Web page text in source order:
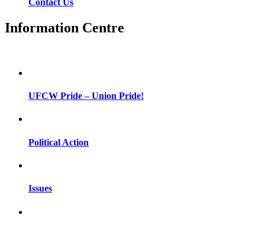
Information Centre
UFCW Pride – Union Pride!
Political Action
Issues